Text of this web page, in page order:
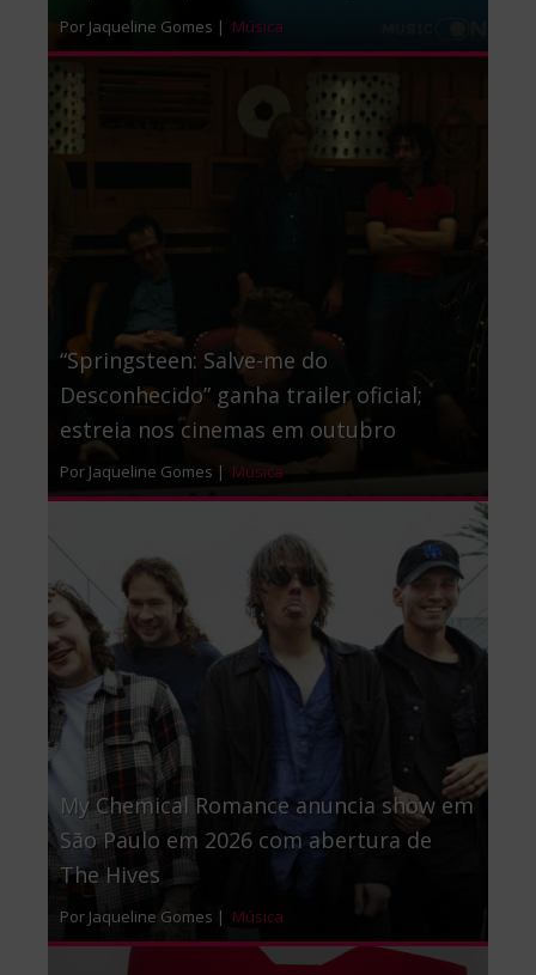
Por Jaqueline Gomes | Música
“Springsteen: Salve-me do
Desconhecido” ganha trailer oficial;
estreia nos cinemas em outubro
Por Jaqueline Gomes | Música
My Chemical Romance anuncia show em
São Paulo em 2026 com abertura de
The Hives
Por Jaqueline Gomes | Música